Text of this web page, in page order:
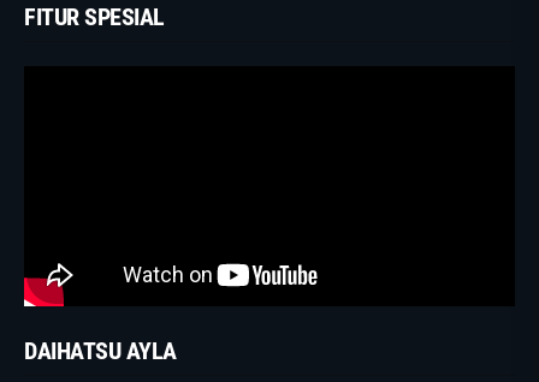
FITUR SPESIAL
DAIHATSU AYLA